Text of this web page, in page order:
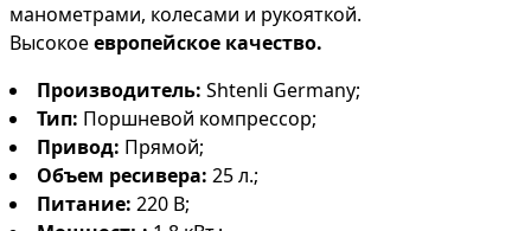
манометрами, колесами и рукояткой.
Высокоеевропейское качество.
Производитель: Shtenli Germany;
Тип: Поршневой компрессор;
Привод: Прямой;
Объем ресивера: 25 л.;
Питание: 220 В;